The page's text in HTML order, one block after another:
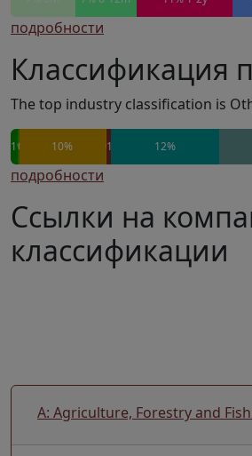
подробности
Классификация
The top industry classification is
1%0% 10% 0%
1% 12%
подробности
Ссылки на
классификации
A: Agriculture, Forestry and